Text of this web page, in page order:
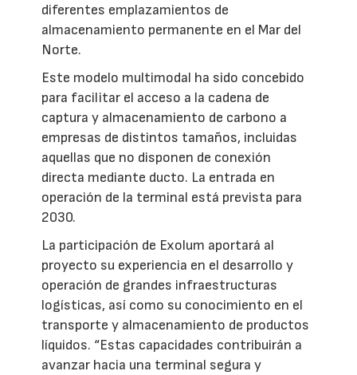
diferentes emplazamientos de
almacenamiento permanente en el Mar del
Norte.
Este modelo multimodal ha sido concebido
para facilitar el acceso a la cadena de
captura y almacenamiento de carbono a
empresas de distintos tamaños, incluidas
aquellas que no disponen de conexión
directa mediante ducto. La entrada en
operación de la terminal está prevista para
2030.
La participación de Exolum aportará al
proyecto su experiencia en el desarrollo y
operación de grandes infraestructuras
logísticas, así como su conocimiento en el
transporte y almacenamiento de productos
líquidos. “Estas capacidades contribuirán a
avanzar hacia una terminal segura y